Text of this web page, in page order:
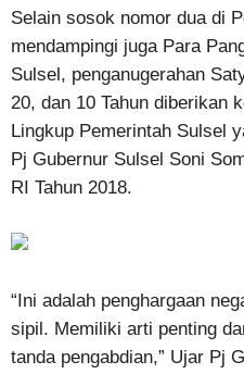
Selain sosok nomor dua di
mendampingi juga Para
Sulsel, penganugerahan
20, dan 10 Tahun diberikan
Lingkup Pemerintah Sulsel
Pj Gubernur Sulsel Soni
RI Tahun 2018.
“Ini adalah penghargaan
sipil. Memiliki arti penting
tanda pengabdian,” Ujar Pj